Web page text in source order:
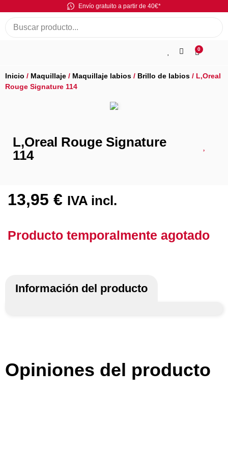
Envío gratuito a partir de 40€*
0
Inicio / Maquillaje / Maquillaje labios / Brillo de labios / L,Oreal
Rouge Signature 114
L,Oreal Rouge Signature
114
13,95 € IVA incl.
Producto temporalmente agotado
Información del producto
Opiniones del producto